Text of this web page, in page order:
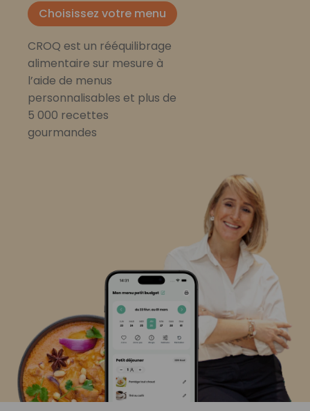
Choisissez votre menu
CROQ est un rééquilibrage
alimentaire sur mesure à
l’aide de menus
personnalisables et plus de
5 000 recettes
gourmandes